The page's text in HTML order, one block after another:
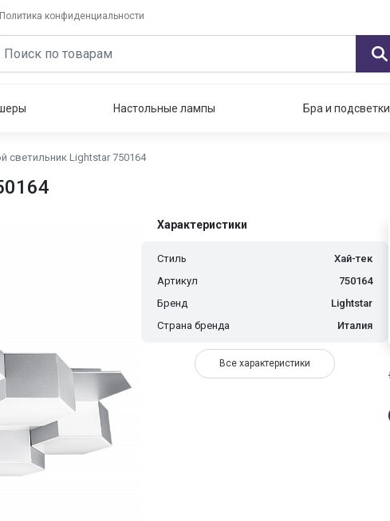
Политика конфиденциальности
Настольные лампы Бра и подсветки
светильник Lightstar 750164
Характеристики
Стиль
Хай-тек
Артикул
750164
Бренд
Lightstar
Страна бренда
Италия
Все характеристики